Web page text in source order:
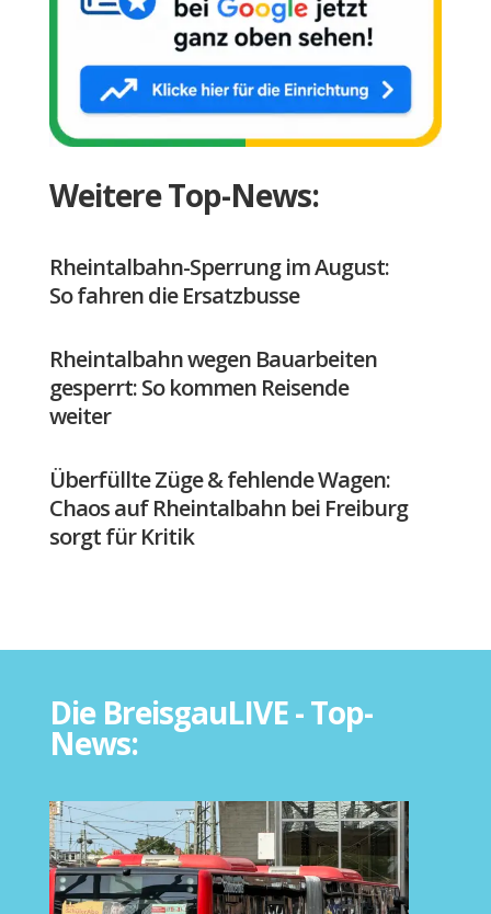
Weitere Top-News:
Rheintalbahn-Sperrung im August:
So fahren die Ersatzbusse
Rheintalbahn wegen Bauarbeiten
gesperrt: So kommen Reisende
weiter
Überfüllte Züge & fehlende Wagen:
Chaos auf Rheintalbahn bei Freiburg
sorgt für Kritik
Die BreisgauLIVE - Top-
News: